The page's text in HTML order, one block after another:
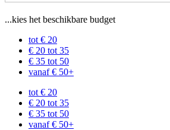
...kies het beschikbare budget
tot € 20
€ 20 tot 35
€ 35 tot 50
vanaf € 50+
tot € 20
€ 20 tot 35
€ 35 tot 50
vanaf € 50+